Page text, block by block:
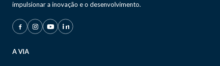
impulsionar a inovação e o desenvolvimento.
A VIA